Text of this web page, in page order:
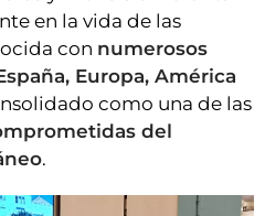
en la vida de las
con numerosos
Europa, América
como una de las
del
.